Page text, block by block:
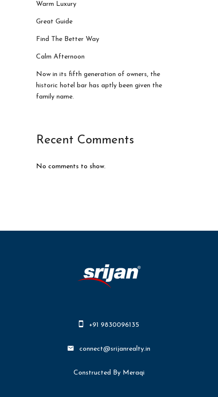
Warm Luxury
Great Guide
Find The Better Way
Calm Afternoon
Now in its fifth generation of owners, the
historic hotel bar has aptly been given the
family name.
Recent Comments
No comments to show.
+91 9830096135
connect@srijanrealty.in
Constructed By Meraqi